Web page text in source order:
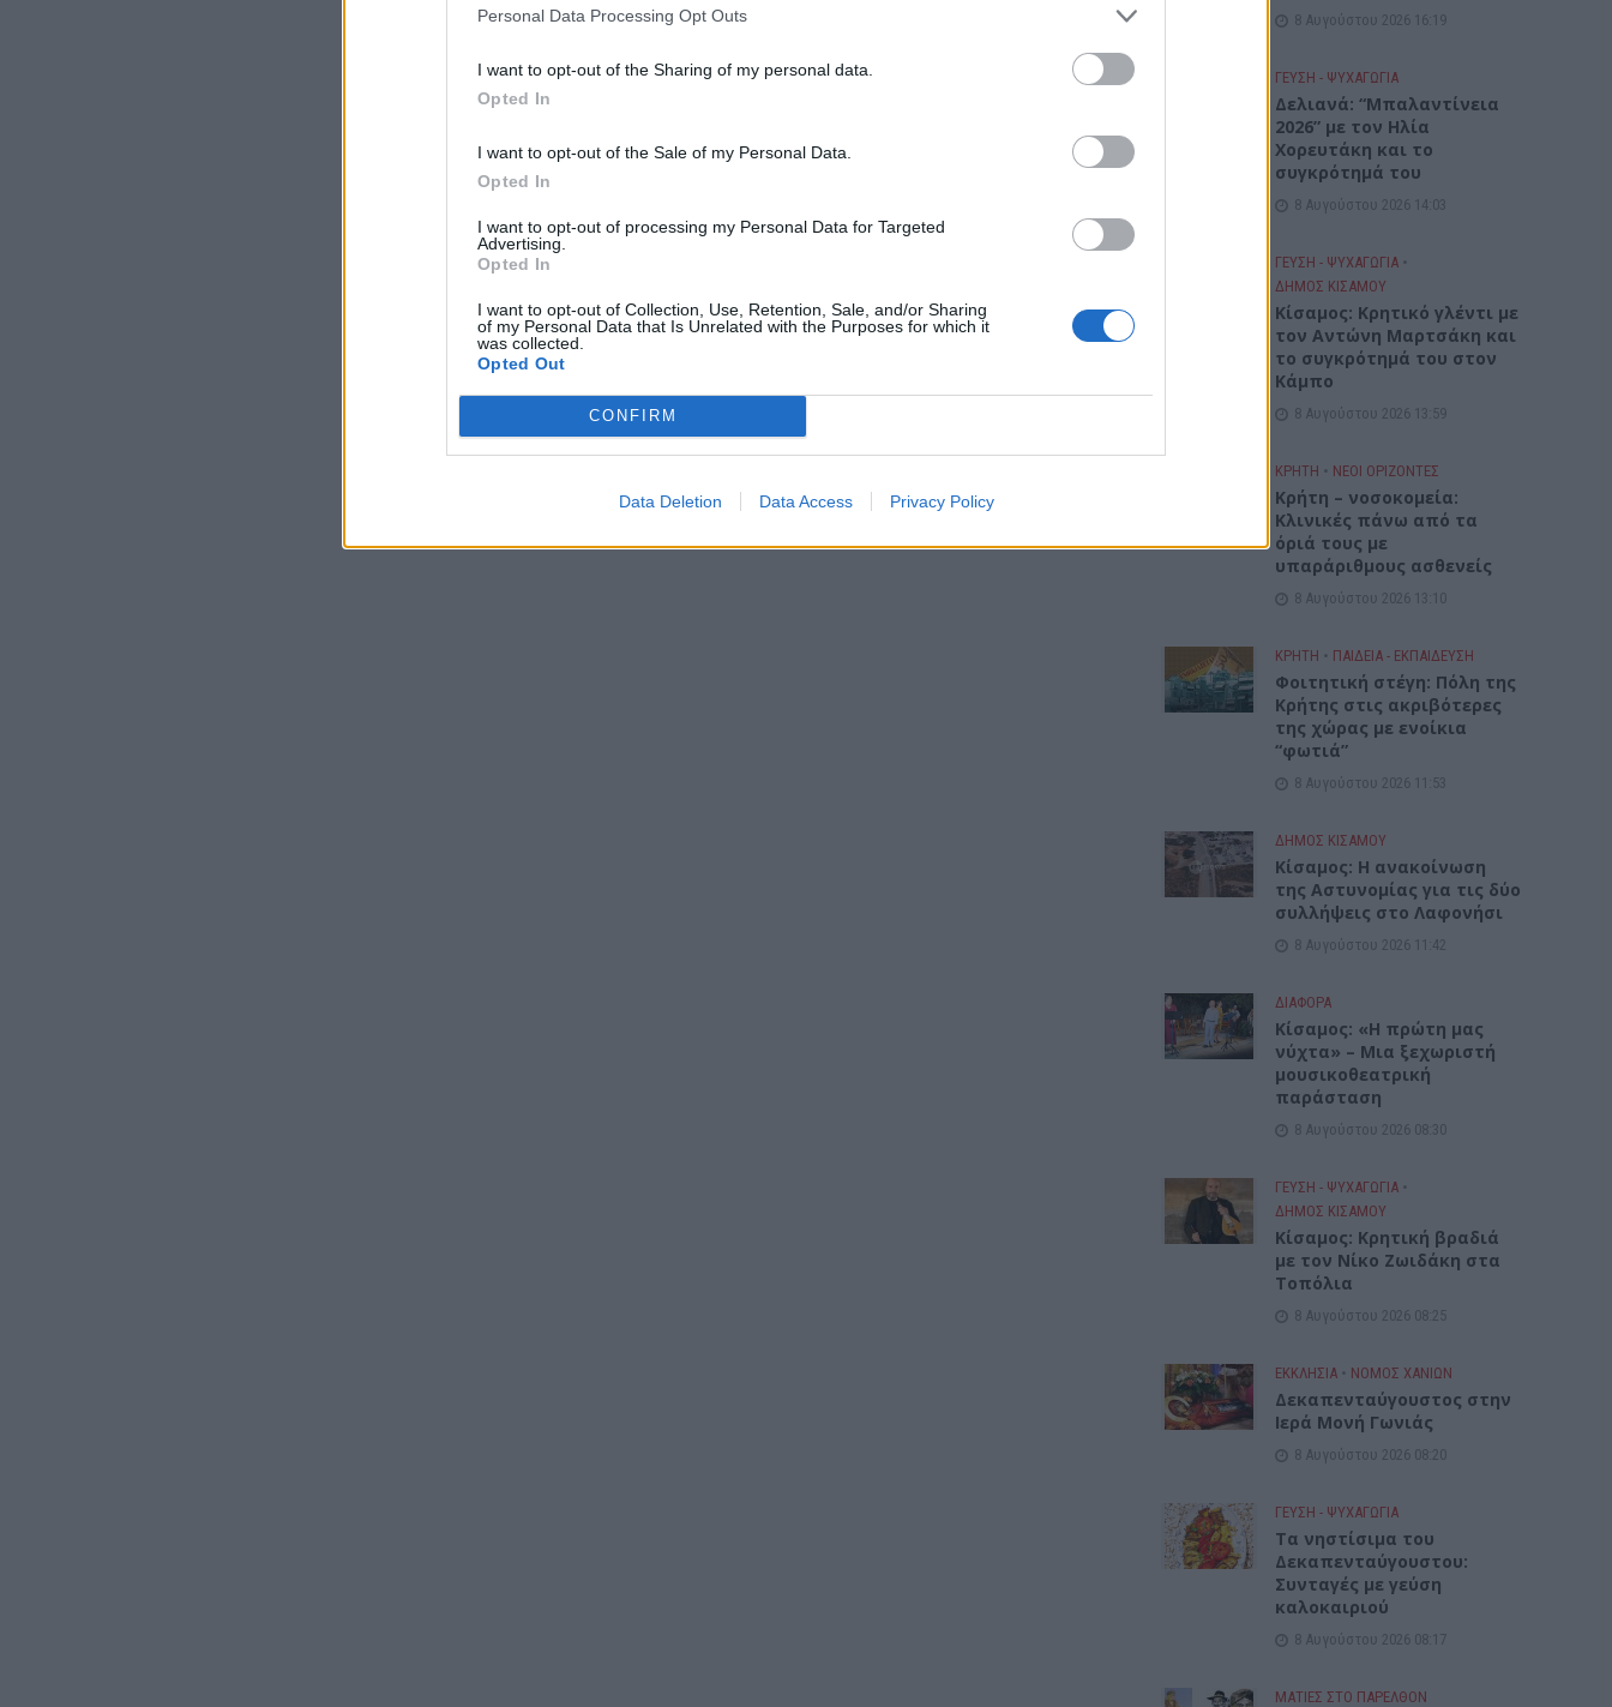
Personal Data Processing Opt Outs
I want to opt-out of the Sharing of my personal data.
Opted In
I want to opt-out of the Sale of my Personal Data.
Opted In
I want to opt-out of processing my Personal Data for Targeted
Advertising.
Opted In
I want to opt-out of Collection, Use, Retention, Sale, and/or Sharing
of my Personal Data that Is Unrelated with the Purposes for which it
was collected.
Opted Out
CONFIRM
Data Deletion Data Access Privacy Policy
8 Αυγούστου 2026 16:19
ΓΕΎΣΗ - ΨΥΧΑΓΩΓΊΑ
Δελιανά: “Μπαλαντίνεια
2026” με τον Ηλία
Χορευτάκη και το
συγκρότημά του
8 Αυγούστου 2026 14:03
ΓΕΎΣΗ - ΨΥΧΑΓΩΓΊΑ •
ΔΉΜΟΣ ΚΙΣΆΜΟΥ
Kίσαμος: Κρητικό γλέντι με
τον Αντώνη Μαρτσάκη και
το συγκρότημά του στον
Κάμπο
8 Αυγούστου 2026 13:59
ΚΡΗΤΗ • ΝΕΟΙ ΟΡΙΖΟΝΤΕΣ
Κρήτη – νοσοκομεία:
Κλινικές πάνω από τα
όριά τους με
υπαράριθμους ασθενείς
8 Αυγούστου 2026 13:10
ΚΡΗΤΗ • ΠΑΙΔΕΙΑ - ΕΚΠΑΙΔΕΥΣΗ
Φοιτητική στέγη: Πόλη της
Κρήτης στις ακριβότερες
της χώρας με ενοίκια
“φωτιά”
8 Αυγούστου 2026 11:53
ΔΉΜΟΣ ΚΙΣΆΜΟΥ
Κίσαμος: Η ανακοίνωση
της Αστυνομίας για τις δύο
συλλήψεις στο Λαφονήσι
8 Αυγούστου 2026 11:42
ΔΙΆΦΟΡΑ
Κίσαμος: «Η πρώτη μας
νύχτα» – Μια ξεχωριστή
μουσικοθεατρική
παράσταση
8 Αυγούστου 2026 08:30
ΓΕΎΣΗ - ΨΥΧΑΓΩΓΊΑ •
ΔΉΜΟΣ ΚΙΣΆΜΟΥ
Kίσαμος: Κρητική βραδιά
με τον Νίκο Ζωιδάκη στα
Τοπόλια
8 Αυγούστου 2026 08:25
ΕΚΚΛΗΣΙΑ • ΝΟΜΌΣ ΧΑΝΊΩΝ
Δεκαπενταύγουστος στην
Ιερά Μονή Γωνιάς
8 Αυγούστου 2026 08:20
ΓΕΎΣΗ - ΨΥΧΑΓΩΓΊΑ
Τα νηστίσιμα του
Δεκαπενταύγουστου:
Συνταγές με γεύση
καλοκαιριού
8 Αυγούστου 2026 08:17
ΜΑΤΙΕΣ ΣΤΟ ΠΑΡΕΛΘΟΝ